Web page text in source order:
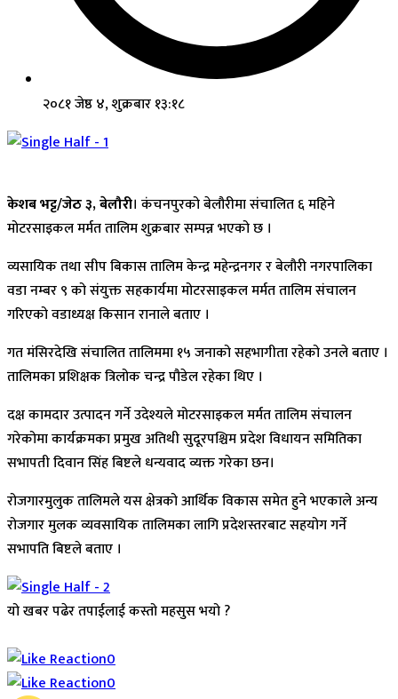
२०८१ जेष्ठ ४, शुक्रबार १३:१८
केशब भट्ट/जेठ ३, बेलौरी। कंचनपुरको बेलौरीमा संचालित ६ महिने
मोटरसाइकल मर्मत तालिम शुक्रबार सम्पन्न भएको छ ।
व्यसायिक तथा सीप बिकास तालिम केन्द्र महेन्द्रनगर र बेलौरी नगरपालिका
वडा नम्बर ९ को संयुक्त सहकार्यमा मोटरसाइकल मर्मत तालिम संचालन
गरिएको वडाध्यक्ष किसान रानाले बताए ।
गत मंसिरदेखि संचालित तालिममा १५ जनाको सहभागीता रहेको उनले बताए ।
तालिमका प्रशिक्षक त्रिलोक चन्द्र पौडेल रहेका थिए ।
दक्ष कामदार उत्पादन गर्ने उदेश्यले मोटरसाइकल मर्मत तालिम संचालन
गरेकोमा कार्यक्रमका प्रमुख अतिथी सुदूरपश्चिम प्रदेश विधायन समितिका
सभापती दिवान सिंह बिष्टले धन्यवाद व्यक्त गरेका छन।
रोजगारमुलुक तालिमले यस क्षेत्रको आर्थिक विकास समेत हुने भएकाले अन्य
रोजगार मुलक व्यवसायिक तालिमका लागि प्रदेशस्तरबाट सहयोग गर्ने
सभापति बिष्टले बताए ।
यो खबर पढेर तपाईलाई कस्तो महसुस भयो ?
0
0